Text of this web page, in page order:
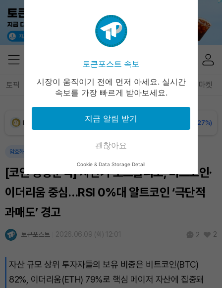
토픽 전체기사 암호화폐 블록체인 테크 경제 마켓
XRP (XRP) (+0.44%)
Hyperliquid (HYPE) ₩76,946
Dogecoin (DOGE) (-0.27%)
Bitcoin (BTC)
암호화폐
[코인 동향분석] 자산가 포트폴리오, 비트코인·
이더리움 중심…RSI 0%대 알트코인 ‘극단적
과매도’ 경고
토큰포스트 2026.06.09 (화) 12:01 2 2
자산 규모 상위 투자자들의 보유 비중은 비트코인(BTC)
82%, 이더리움(ETH) 79%로 핵심 메이저 자산에 집중돼
토큰포스트 속보
시장이 움직이기 전에 먼저 아세요. 실시간
속보를 가장 빠르게 받아보세요.
지금 알림 받기
괜찮아요
Cookie & Data Storage Detail